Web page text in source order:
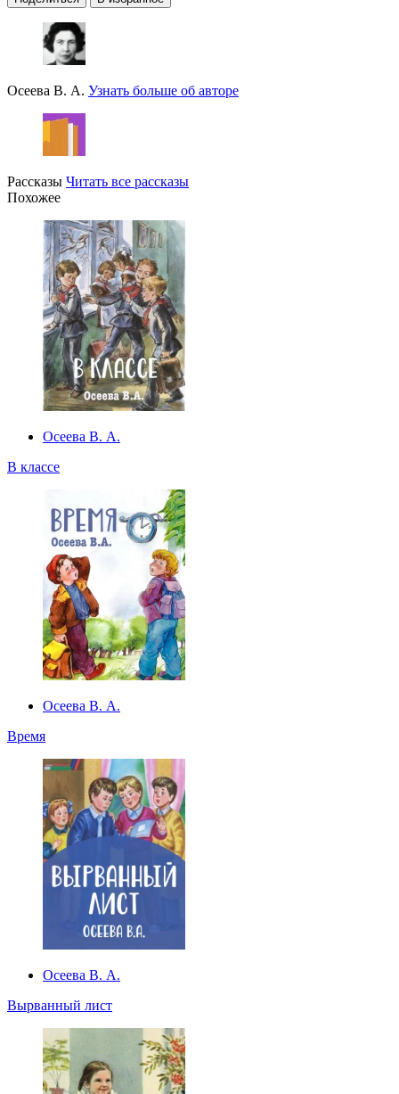
Осеева В. А. Узнать больше об авторе
Рассказы Читать все рассказы
Похожее
Осеева В. А.
В классе
Осеева В. А.
Время
Осеева В. А.
Вырванный лист